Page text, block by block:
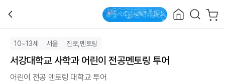
10~13세 서울 진로,멘토링
서강대학교 사학과 어린이 전공멘토링 투어
어린이 전공 멘토링 대학교 투어